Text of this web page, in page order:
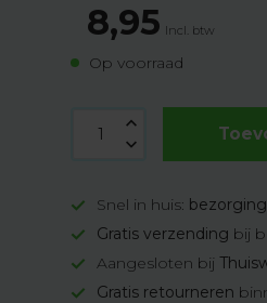
8,95 Incl. btw
Op voorraad
Snel in huis: bezorging
Gratis verzending bij
Aangesloten bij
Gratis retourneren